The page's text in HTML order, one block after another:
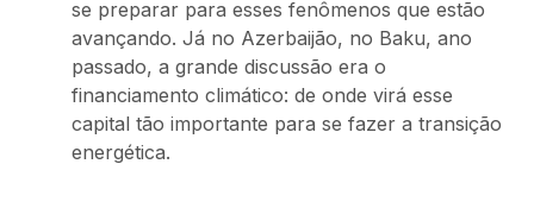
se preparar para esses fenômenos que estão
avançando. Já no Azerbaijão, no Baku, ano
passado, a grande discussão era o
financiamento climático: de onde virá esse
capital tão importante para se fazer a transição
energética.